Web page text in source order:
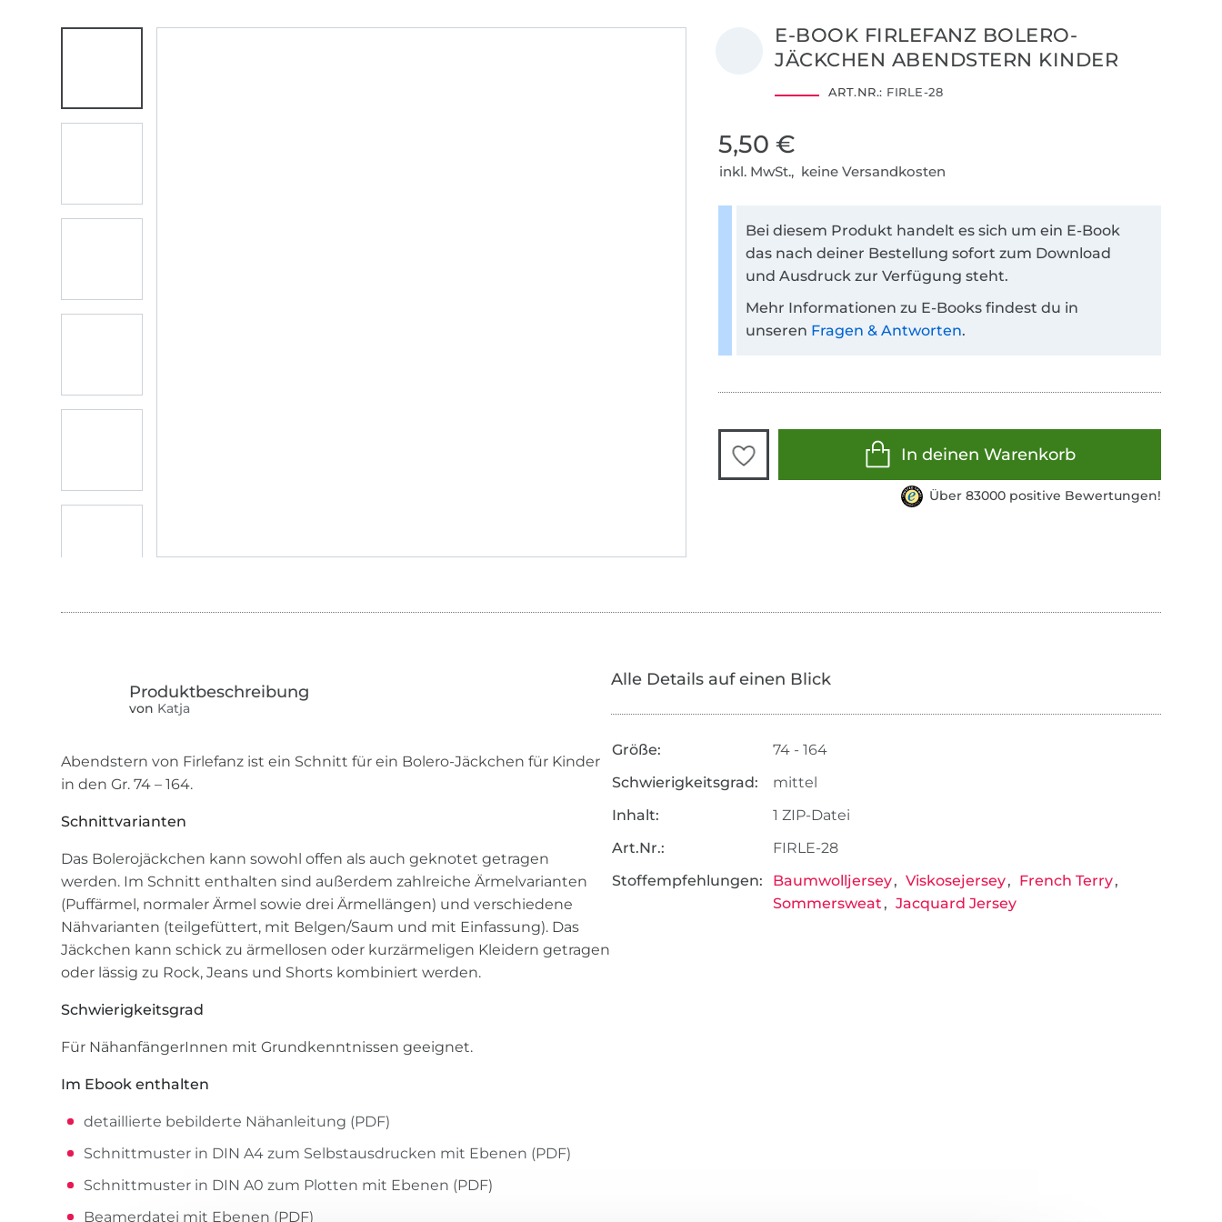
E-BOOK FIRLEFANZ BOLERO-
JÄCKCHEN ABENDSTERN KINDER
ART.NR.: FIRLE-28
5,50 €
inkl. MwSt., keine Versandkosten
Bei diesem Produkt handelt es sich um ein E-Book
das nach deiner Bestellung sofort zum Download
und Ausdruck zur Verfügung steht.
Mehr Informationen zu E-Books findest du in
unseren Fragen & Antworten.
In deinen Warenkorb
Über 83000 positive Bewertungen!
von Katja
Abendstern von Firlefanz ist ein Schnitt für ein Bolero-Jäckchen für Kinder
in den Gr. 74 – 164.
Schnittvarianten
Das Bolerojäckchen kann sowohl offen als auch geknotet getragen
werden. Im Schnitt enthalten sind außerdem zahlreiche Ärmelvarianten
(Puffärmel, normaler Ärmel sowie drei Ärmellängen) und verschiedene
Nähvarianten (teilgefüttert, mit Belgen/Saum und mit Einfassung). Das
Jäckchen kann schick zu ärmellosen oder kurzärmeligen Kleidern getragen
oder lässig zu Rock, Jeans und Shorts kombiniert werden.
Schwierigkeitsgrad
Für NähanfängerInnen mit Grundkenntnissen geeignet.
Im Ebook enthalten
detaillierte bebilderte Nähanleitung (PDF)
Schnittmuster in DIN A4 zum Selbstausdrucken mit Ebenen (PDF)
Schnittmuster in DIN A0 zum Plotten mit Ebenen (PDF)
Beamerdatei mit Ebenen (PDF)
Alle Details auf einen Blick
Größe:
74 - 164
Schwierigkeitsgrad:
mittel
Inhalt:
1 ZIP-Datei
Art.Nr.:
FIRLE-28
Stoffempfehlungen:
Baumwolljersey Viskosejersey
French Terry
Sommersweat
Jacquard Jersey